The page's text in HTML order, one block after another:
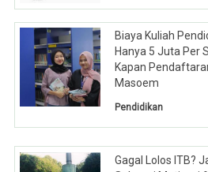
Biaya Kuliah
Hanya 5 Juta Per
Kapan
Masoem
Pendidikan
Gagal Lolos ITB?